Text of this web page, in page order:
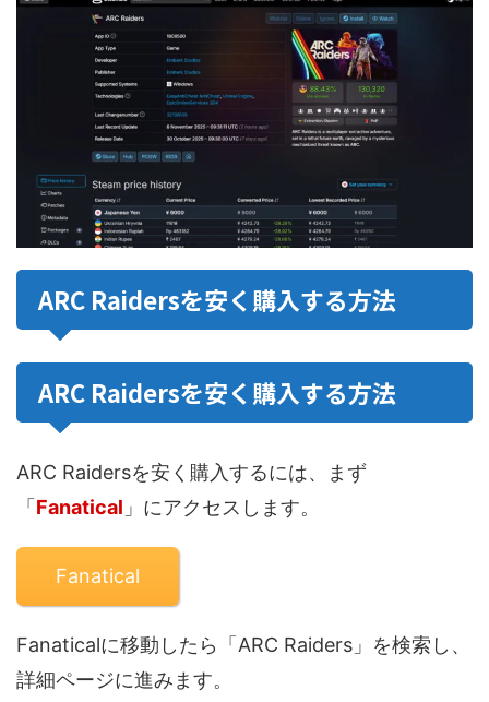
ARC Raidersを安く購入する方法
ARC Raidersを安く購入する方法
ARC Raidersを安く購入するには、まず
「 Fanatical 」にアクセスします。
Fanatical
Fanaticalに移動したら「ARC Raiders」を検索し、
詳細ページに進みます。